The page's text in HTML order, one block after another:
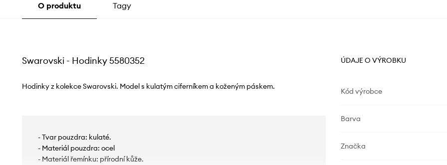
O produktu Tagy
Swarovski - Hodinky 5580352
Hodinky z kolekce Swarovski. Model s kulatým ciferníkem a koženým páskem.
- Tvar pouzdra: kulaté.
- Materiál pouzdra: ocel
- Materiál řemínku: přírodní kůže.
ÚDAJE O VÝROBKU
Kód výrobce
Barva
Značka